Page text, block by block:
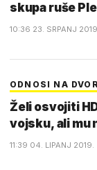
skupa ruše
10:36 23. SRPANJ
ODNOSI NA
Želi osvojiti
vojsku, ali mu
11:39 04. LIPANJ 2019.